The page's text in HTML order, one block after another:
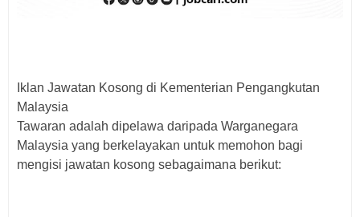
Iklan Jawatan Kosong di Kementerian Pengangkutan
Malaysia
Tawaran adalah dipelawa daripada Warganegara
Malaysia yang berkelayakan untuk memohon bagi
mengisi jawatan kosong sebagaimana berikut: